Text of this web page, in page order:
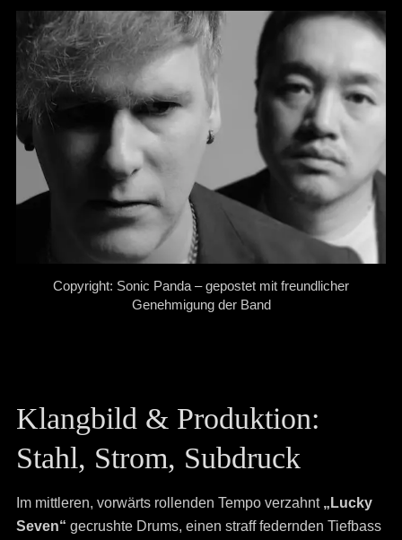
Copyright: Sonic Panda – gepostet mit freundlicher
Genehmigung der Band
Klangbild & Produktion:
Stahl, Strom, Subdruck
Im mittleren, vorwärts rollenden Tempo verzahnt „Lucky
Seven“ gecrushte Drums, einen straff federnden Tiefbass